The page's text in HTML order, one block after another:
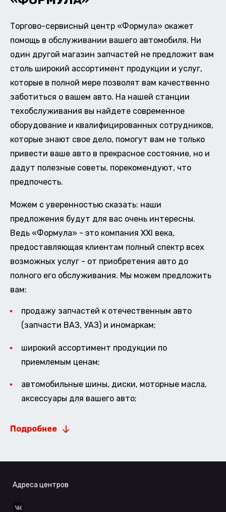
Торгово-сервисный центр «Формула» окажет
помощь в обслуживании вашего автомобиля. Ни
один другой магазин запчастей не предложит вам
столь широкий ассортимент продукции и услуг,
которые в полной мере позволят вам качественно
заботиться о вашем авто. На нашей станции
техобслуживания вы найдете современное
оборудование и квалифицированных сотрудников,
которые знают свое дело, помогут вам не только
привести ваше авто в прекрасное состояние, но и
дадут полезные советы, порекомендуют, что
предпочесть.
Можем с уверенностью сказать: наши
предложения будут для вас очень интересны.
Ведь «Формула» - это компания XXI века,
предоставляющая клиентам полный спектр всех
возможных услуг - от приобретения авто до
полного его обслуживания. Мы можем предложить
вам:
продажу запчастей к отечественным авто
(запчасти ВАЗ, УАЗ) и иномаркам;
широкий ассортимент продукции по
приемлемым ценам;
автомобильные шины, диски, моторные масла,
аксессуары для вашего авто;
Подробнее
Адреса центров